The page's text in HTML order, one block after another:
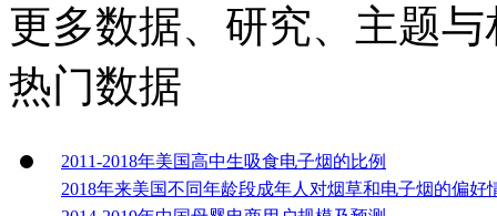
更多数据、研究、主题
热门数据
2011-2018年美国高中生吸食电子烟的比例
2018年来美国不同年龄段成年人对烟草和电子烟的偏好